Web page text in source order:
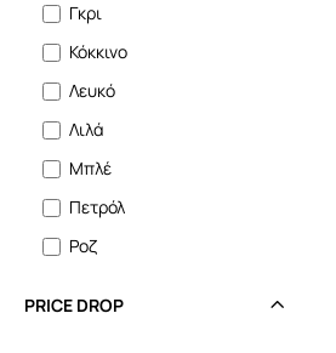
Γκρι
Κόκκινο
Λευκό
Λιλά
Μπλέ
Πετρόλ
Ροζ
PRICE DROP